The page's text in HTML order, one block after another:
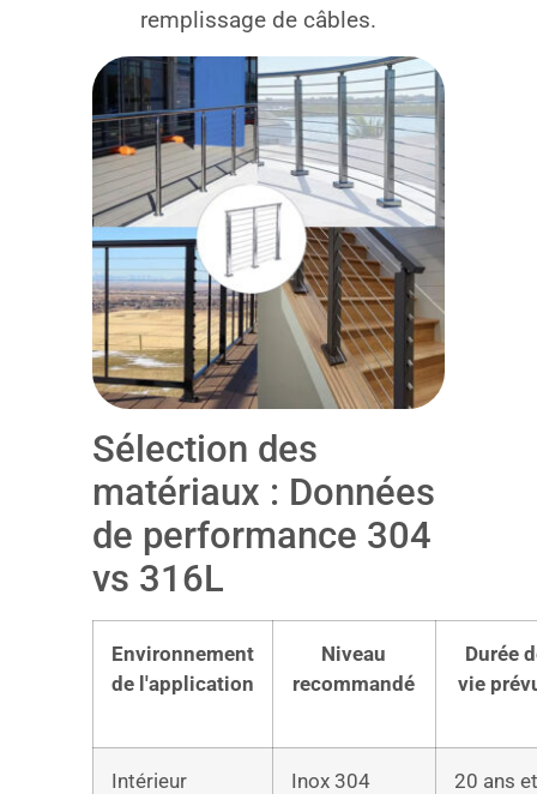
remplissage de câbles.
Sélection des
matériaux : Données
de performance 304
vs 316L
Environnement
de l'application
Niveau
recommandé
Durée
vie
Intérieur
Inox 304
20 ans et